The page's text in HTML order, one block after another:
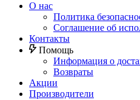
О нас
Политика
Соглашение об
Контакты
Помощь
Информация о
Возвраты
Акции
Производители